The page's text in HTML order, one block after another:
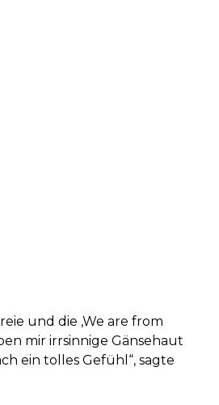
und die ‚We are from
mir irrsinnige Gänsehaut
ein tolles Gefühl“, sagte